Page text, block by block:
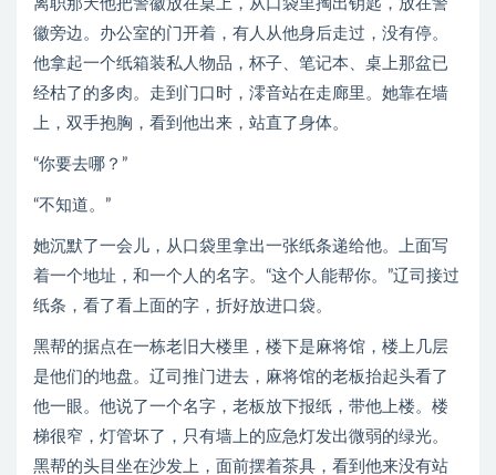
离职那天他把警徽放在桌上，从口袋里掏出钥匙，放在警
徽旁边。办公室的门开着，有人从他身后走过，没有停。
他拿起一个纸箱装私人物品，杯子、笔记本、桌上那盆已
经枯了的多肉。走到门口时，澪音站在走廊里。她靠在墙
上，双手抱胸，看到他出来，站直了身体。
“你要去哪？”
“不知道。”
她沉默了一会儿，从口袋里拿出一张纸条递给他。上面写
着一个地址，和一个人的名字。“这个人能帮你。”辽司接过
纸条，看了看上面的字，折好放进口袋。
黑帮的据点在一栋老旧大楼里，楼下是麻将馆，楼上几层
是他们的地盘。辽司推门进去，麻将馆的老板抬起头看了
他一眼。他说了一个名字，老板放下报纸，带他上楼。楼
梯很窄，灯管坏了，只有墙上的应急灯发出微弱的绿光。
黑帮的头目坐在沙发上，面前摆着茶具，看到他来没有站